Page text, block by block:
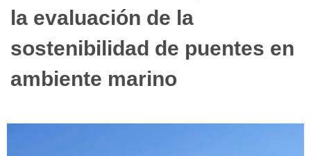
la evaluación de la
sostenibilidad de puentes en
ambiente marino